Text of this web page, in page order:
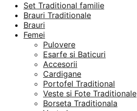
Set Traditional familie
Brauri Traditionale
Brauri
Femei
Pulovere
Esarfe si Baticuri
Accesorii
Cardigane
Portofel Traditional
Veste si Fote Traditionale
Borseta Traditionala